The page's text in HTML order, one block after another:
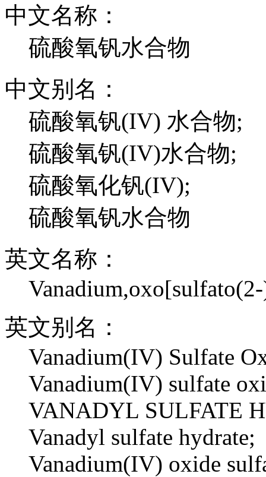
中文名称：
硫酸氧钒水合物
中文别名：
硫酸氧钒(IV) 水合物;
硫酸氧钒(IV)水合物;
硫酸氧化钒(IV);
硫酸氧钒水合物
英文名称：
英文别名：
Vanadium(IV) Sulfate
Vanadium(IV) sulfate
VANADYL SULFATE
Vanadyl sulfate hydrate;
Vanadium(IV) oxide